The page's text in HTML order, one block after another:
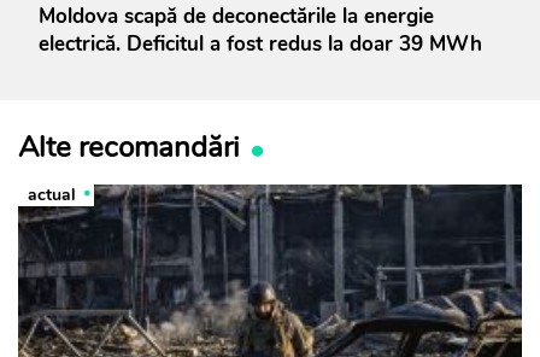
Moldova scapă de deconectările la energie
electrică. Deficitul a fost redus la doar 39 MWh
Alte recomandări
actual